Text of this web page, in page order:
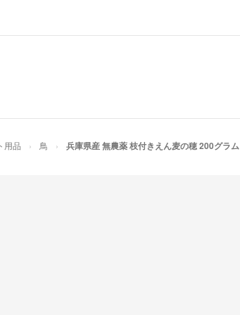
用品 鳥 兵庫県産 無農薬 枝付きえん麦の穂 200グラム